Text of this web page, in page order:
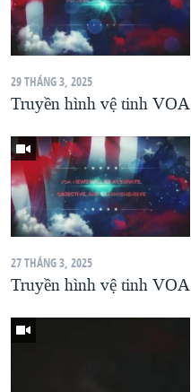
29 THÁNG 3, 2025
Truyền hình vệ tinh VOA
27 THÁNG 3, 2025
Truyền hình vệ tinh VOA